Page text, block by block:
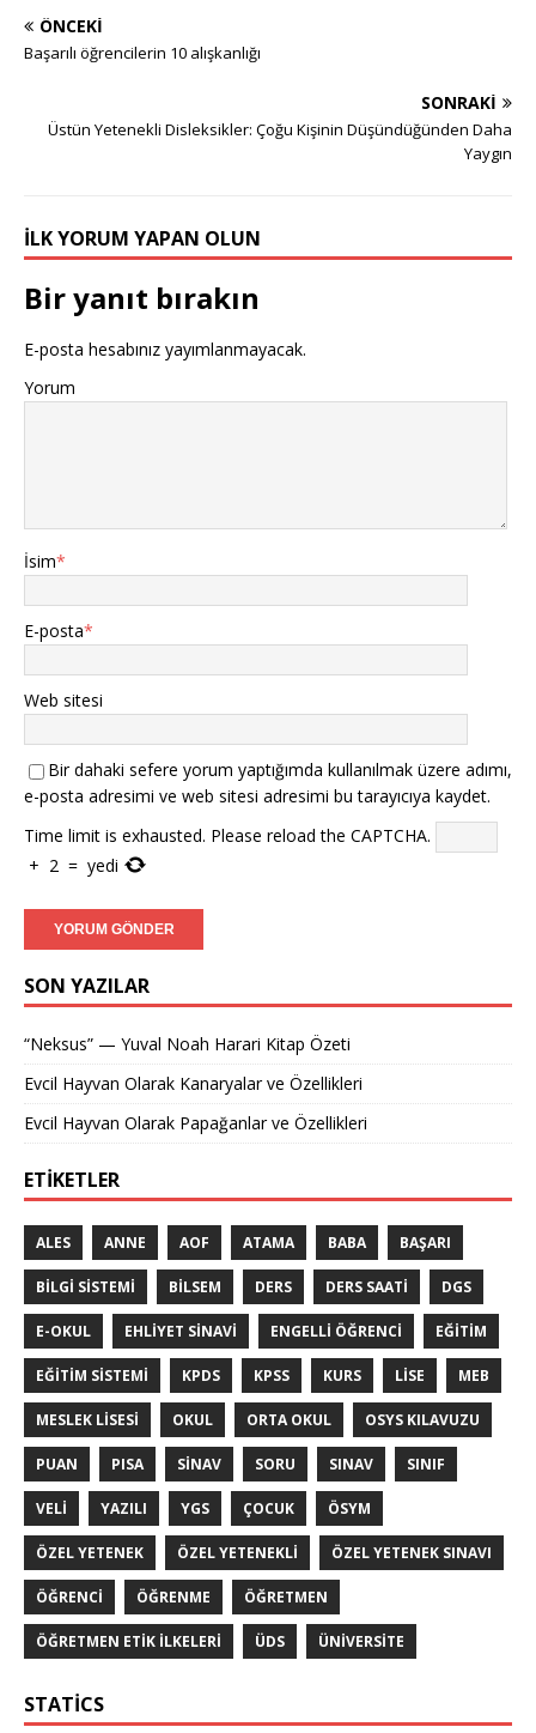
ÖNCEKI
Başarılı öğrencilerin 10 alışkanlığı
SONRAKI
Üstün Yetenekli Disleksikler: Çoğu Kişinin Düşündüğünden Daha
Yaygın
İLK YORUM YAPAN OLUN
Bir yanıt bırakın
E-posta hesabınız yayımlanmayacak.
Yorum
İsim*
E-posta*
Web sitesi
Bir dahaki sefere yorum yaptığımda kullanılmak üzere adımı,
e-posta adresimi ve web sitesi adresimi bu tarayıcıya kaydet.
Time limit is exhausted. Please reload the CAPTCHA.
+ 2 = yedi
SON YAZILAR
“Neksus” — Yuval Noah Harari Kitap Özeti
Evcil Hayvan Olarak Kanaryalar ve Özellikleri
Evcil Hayvan Olarak Papağanlar ve Özellikleri
ETIKETLER
ALES ANNE AOF ATAMA BABA BAŞARI
BILGI SISTEMI BILSEM DERS DERS SAATI DGS
E-OKUL EHLIYET SINAVI ENGELLI ÖĞRENCI EĞITIM
EĞITIM SISTEMI KPDS KPSS KURS LISE MEB
MESLEK LISESI OKUL ORTA OKUL OSYS KILAVUZU
PUAN PISA SINAV SORU SINAV SINIF
VELI YAZILI YGS ÇOCUK ÖSYM
ÖZEL YETENEK ÖZEL YETENEKLI ÖZEL YETENEK SINAVI
ÖĞRENCI ÖĞRENME ÖĞRETMEN
ÖĞRETMEN ETIK ILKELERI ÜDS ÜNIVERSITE
STATICS